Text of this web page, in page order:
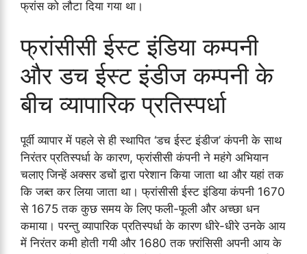
फ्रांस को लौटा दिया गया था।
फ्रांसीसी ईस्ट इंडिया कम्पनी
और डच ईस्ट इंडीज कम्पनी के
बीच व्यापारिक प्रतिस्पर्धा
पूर्वी व्यापार में पहले से ही स्थापित ‘डच ईस्ट इंडीज’ कंपनी के साथ
निरंतर प्रतिस्पर्धा के कारण, फ्रांसीसी कंपनी ने महंगे अभियान
चलाए जिन्हें अक्सर डचों द्वारा परेशान किया जाता था और यहां तक
​​कि जब्त कर लिया जाता था। फ्रांसीसी ईस्ट इंडिया कंपनी 1670
से 1675 तक कुछ समय के लिए फली-फूली और अच्छा धन
कमाया। परन्तु व्यापारिक प्रतिस्पर्धा के कारण धीरे-धीरे उनके आय
में निरंतर कमी होती गयी और 1680 तक फ़्रांसिसी अपनी आय के